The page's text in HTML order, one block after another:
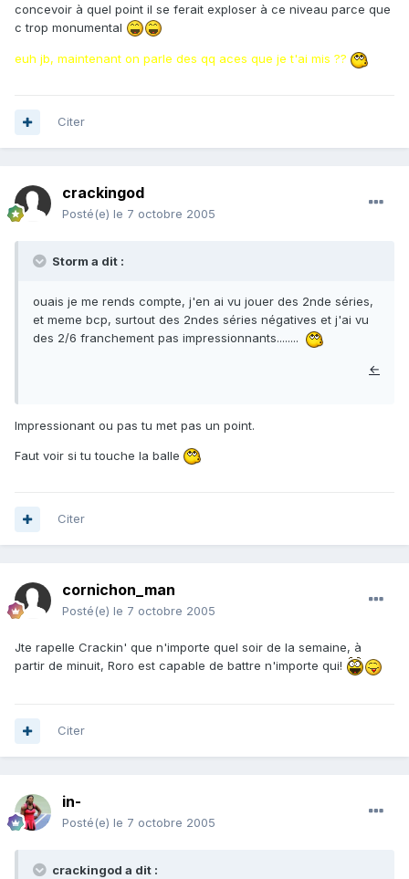
concevoir à quel point il se ferait exploser à ce niveau parce que
c trop monumental
euh jb, maintenant on parle des qq aces que je t'ai mis ??
Citer
crackingod
Posté(e) le 7 octobre 2005
Storm a dit :
ouais je me rends compte, j'en ai vu jouer des 2nde séries,
et meme bcp, surtout des 2ndes séries négatives et j'ai vu
des 2/6 franchement pas impressionnants........
←
Impressionant ou pas tu met pas un point.
Faut voir si tu touche la balle
Citer
cornichon_man
Posté(e) le 7 octobre 2005
Jte rapelle Crackin' que n'importe quel soir de la semaine, à
partir de minuit, Roro est capable de battre n'importe qui!
Citer
in-
Posté(e) le 7 octobre 2005
crackingod a dit :